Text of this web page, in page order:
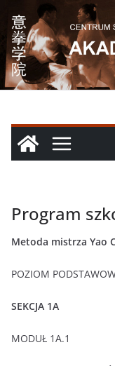
do
treści
Program
Metoda mistrza Yao
POZIOM
SEKCJA 1A
MODUŁ 1A.1